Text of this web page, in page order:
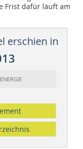
Frist dafür läuft am
erschien in